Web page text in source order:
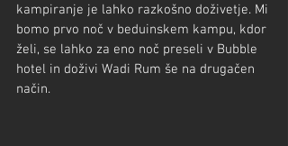
kampiranje je lahko razkošno doživetje. Mi
bomo prvo noč v beduinskem kampu, kdor
želi, se lahko za eno noč preseli v Bubble
hotel in doživi Wadi Rum še na drugačen
način.